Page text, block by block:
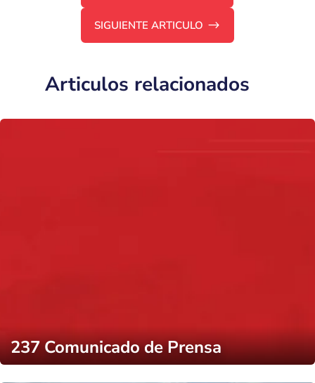
SIGUIENTE ARTICULO $
Articulos relacionados
237 Comunicado de Prensa